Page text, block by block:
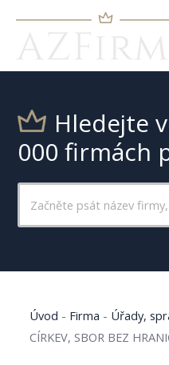
Hledejte
000 firmách
Úvod - Firma - Úřady,
CÍRKEV, SBOR BEZ